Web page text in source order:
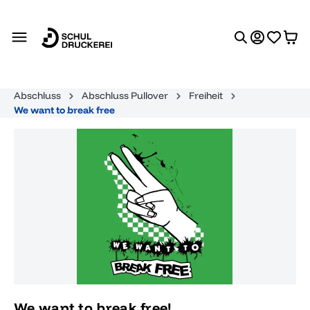
Abschluss Abschluss Pullover
Freiheit
We want to break free
Bildergalerie überspringen